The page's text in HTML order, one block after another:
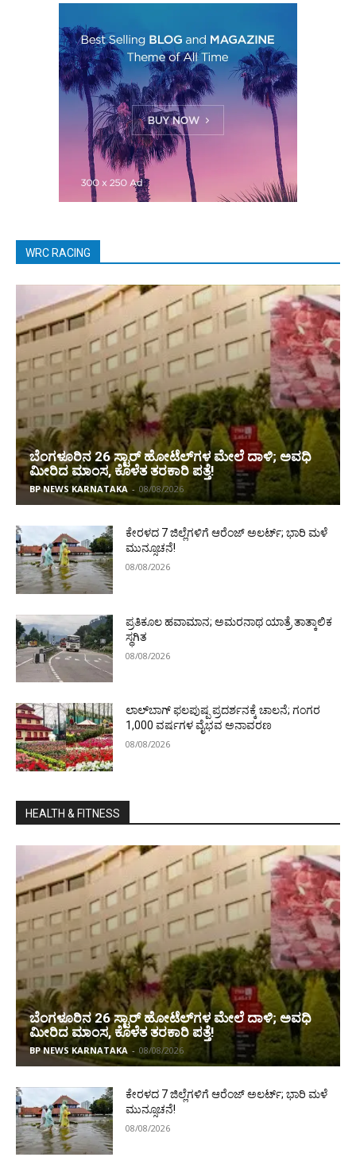
WRC RACING
ಬೆಂಗಳೂರಿನ 26 ಸ್ಟಾರ್‌ ಹೋಟೆಲ್‌ಗಳ ಮೇಲೆ ದಾಳಿ; ಅವಧಿ
ಮೀರಿದ ಮಾಂಸ, ಕೊಳೆತ ತರಕಾರಿ ಪತ್ತೆ!
BP NEWS KARNATAKA - 08/08/2026
ಕೇರಳದ 7 ಜಿಲ್ಲೆಗಳಿಗೆ ಆರೆಂಜ್ ಅಲರ್ಟ್; ಭಾರಿ ಮಳೆ
ಮುನ್ಸೂಚನೆ!
08/08/2026
ಪ್ರತಿಕೂಲ ಹವಾಮಾನ; ಅಮರನಾಥ ಯಾತ್ರೆ ತಾತ್ಕಾಲಿಕ
ಸ್ಥಗಿತ
08/08/2026
ಲಾಲ್‌ಬಾಗ್ ಫಲಪುಷ್ಪ ಪ್ರದರ್ಶನಕ್ಕೆ ಚಾಲನೆ; ಗಂಗರ
1,000 ವರ್ಷಗಳ ವೈಭವ ಅನಾವರಣ
08/08/2026
HEALTH & FITNESS
ಬೆಂಗಳೂರಿನ 26 ಸ್ಟಾರ್‌ ಹೋಟೆಲ್‌ಗಳ ಮೇಲೆ ದಾಳಿ; ಅವಧಿ
ಮೀರಿದ ಮಾಂಸ, ಕೊಳೆತ ತರಕಾರಿ ಪತ್ತೆ!
BP NEWS KARNATAKA - 08/08/2026
ಕೇರಳದ 7 ಜಿಲ್ಲೆಗಳಿಗೆ ಆರೆಂಜ್ ಅಲರ್ಟ್; ಭಾರಿ ಮಳೆ
ಮುನ್ಸೂಚನೆ!
08/08/2026